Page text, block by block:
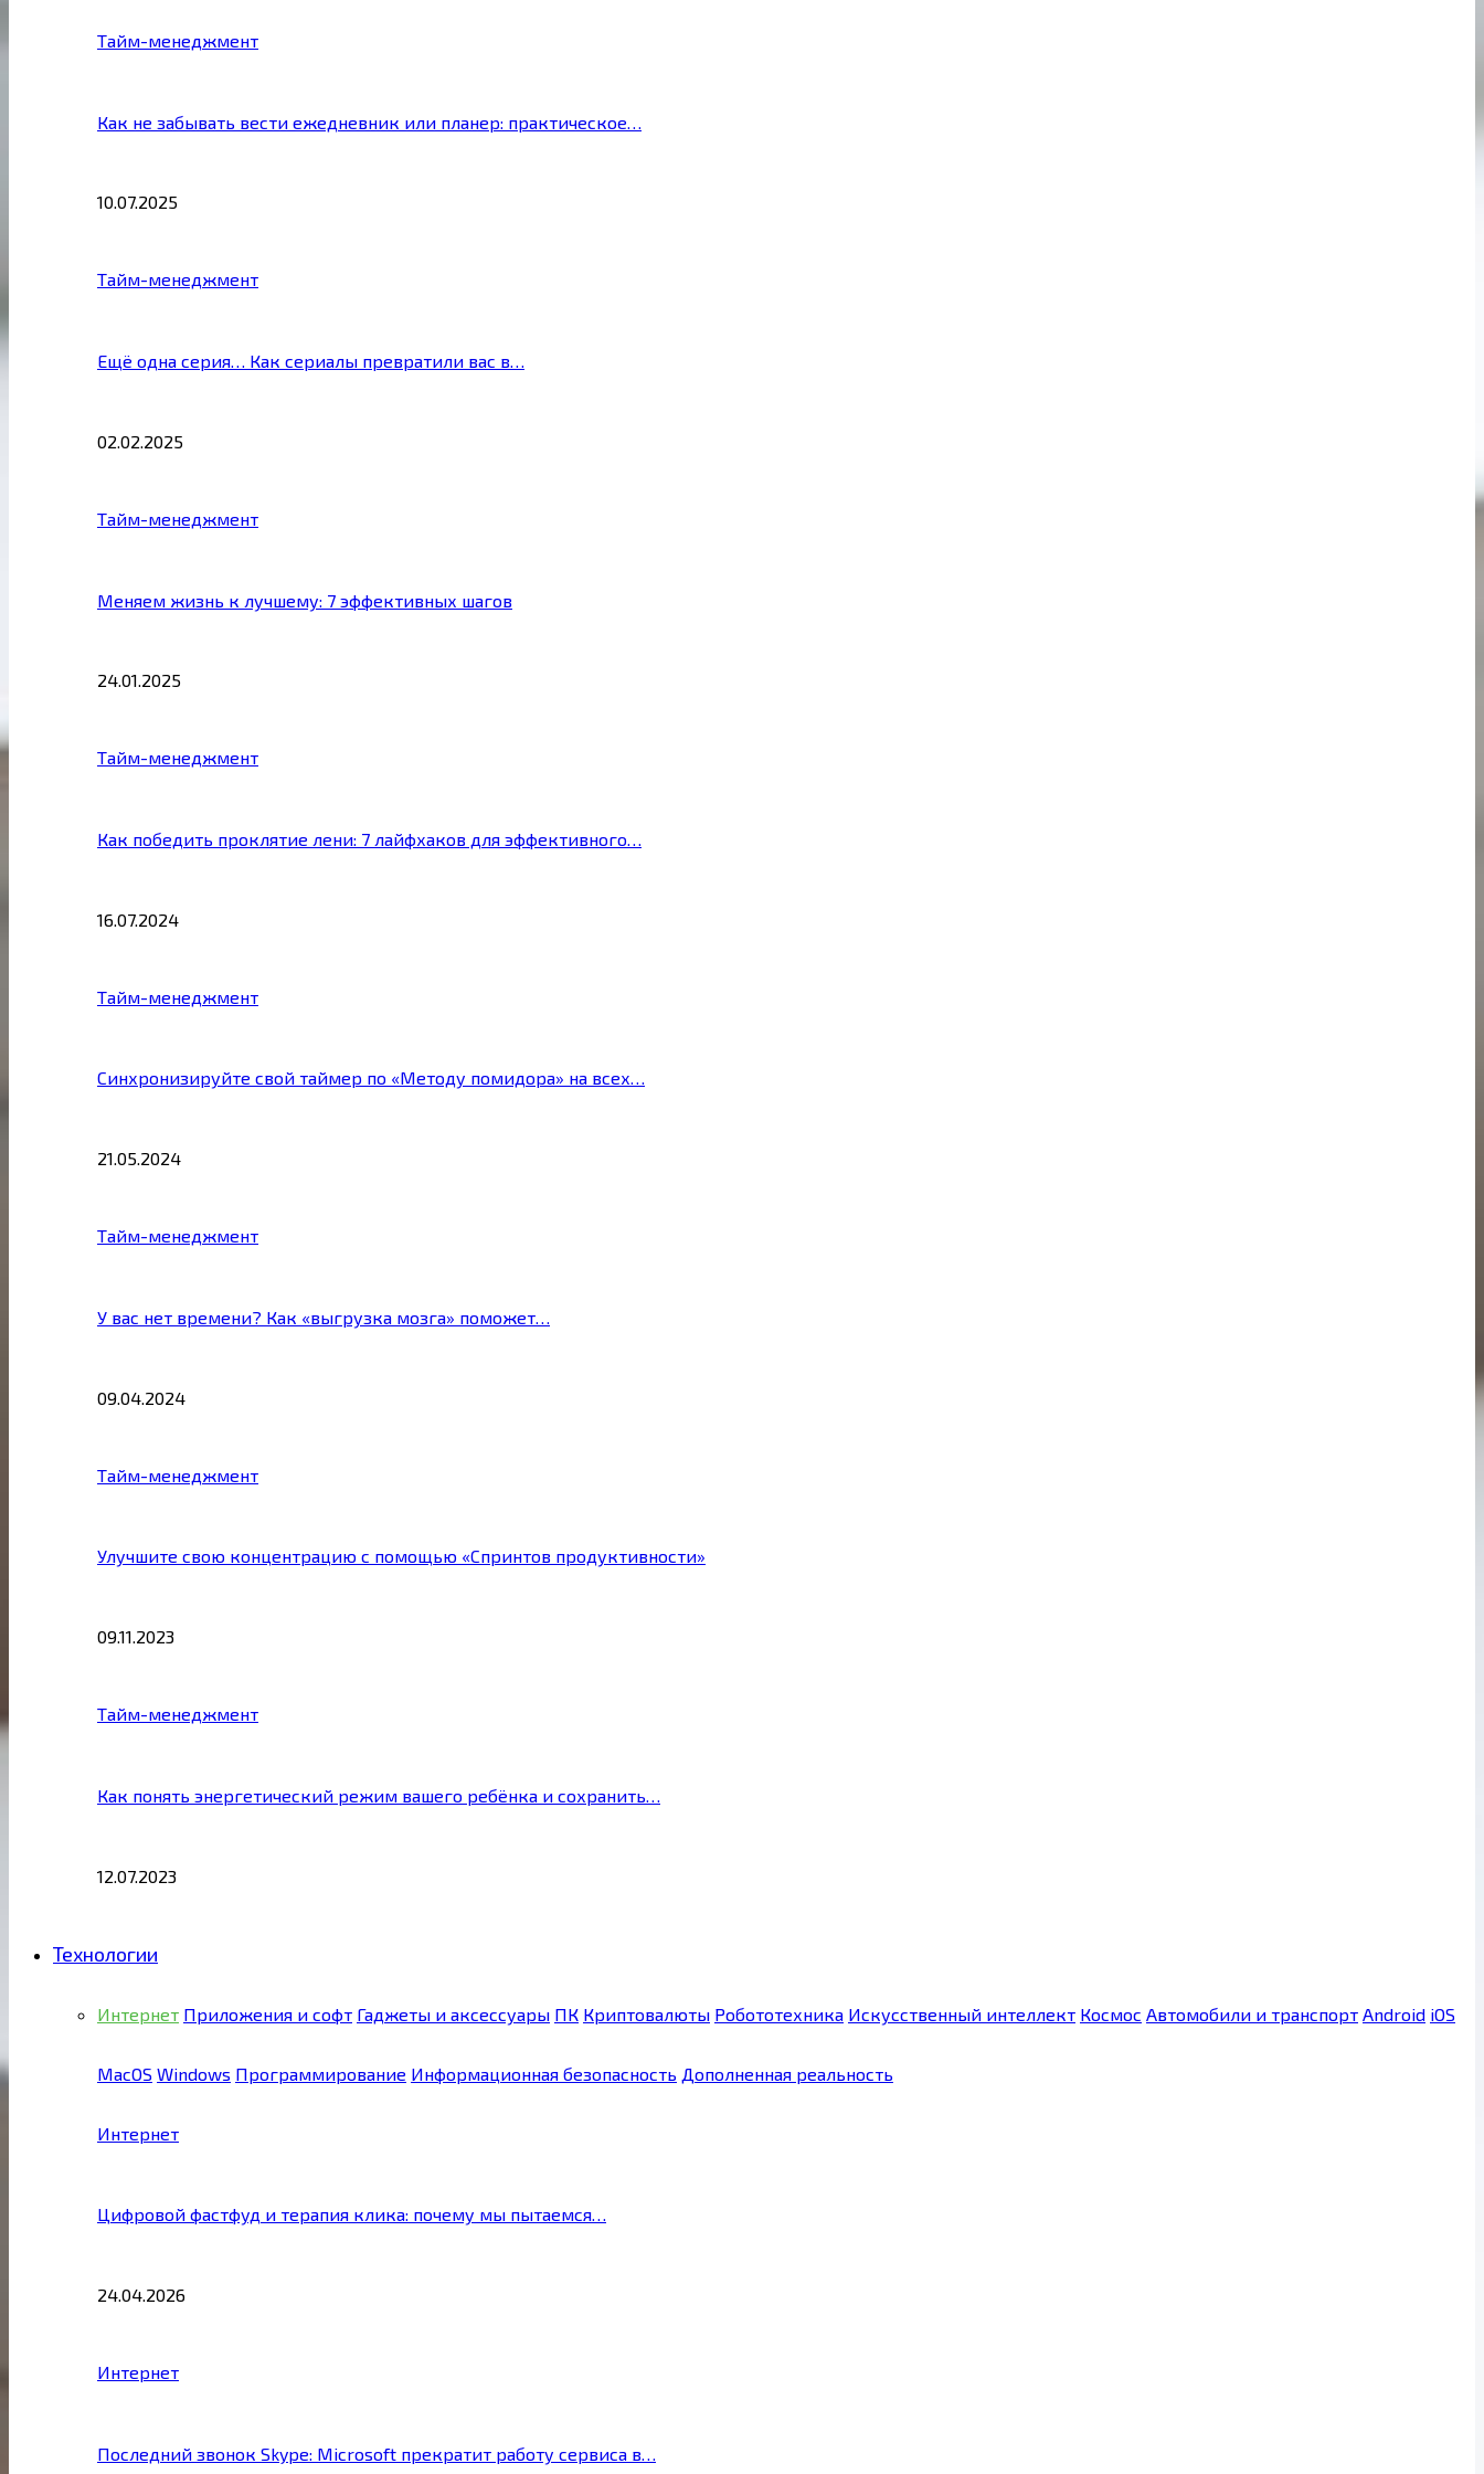
Тайм-менеджмент
Как не забывать вести ежедневник или планер: практическое…
10.07.2025
Тайм-менеджмент
Ещё одна серия… Как сериалы превратили вас в…
02.02.2025
Тайм-менеджмент
Меняем жизнь к лучшему: 7 эффективных шагов
24.01.2025
Тайм-менеджмент
Как победить проклятие лени: 7 лайфхаков для эффективного…
16.07.2024
Тайм-менеджмент
Синхронизируйте свой таймер по «Методу помидора» на всех…
21.05.2024
Тайм-менеджмент
У вас нет времени? Как «выгрузка мозга» поможет…
09.04.2024
Тайм-менеджмент
Улучшите свою концентрацию с помощью «Спринтов продуктивности»
09.11.2023
Тайм-менеджмент
Как понять энергетический режим вашего ребёнка и сохранить…
12.07.2023
Технологии
Интернет Приложения и софт Гаджеты и аксессуары ПК Криптовалюты Робототехника Искусственный интеллект Космос Автомобили и транспорт Android iOS
MacOS Windows Программирование Информационная безопасность Дополненная реальность
Интернет
Цифровой фастфуд и терапия клика: почему мы пытаемся…
24.04.2026
Интернет
Последний звонок Skype: Microsoft прекратит работу сервиса в…